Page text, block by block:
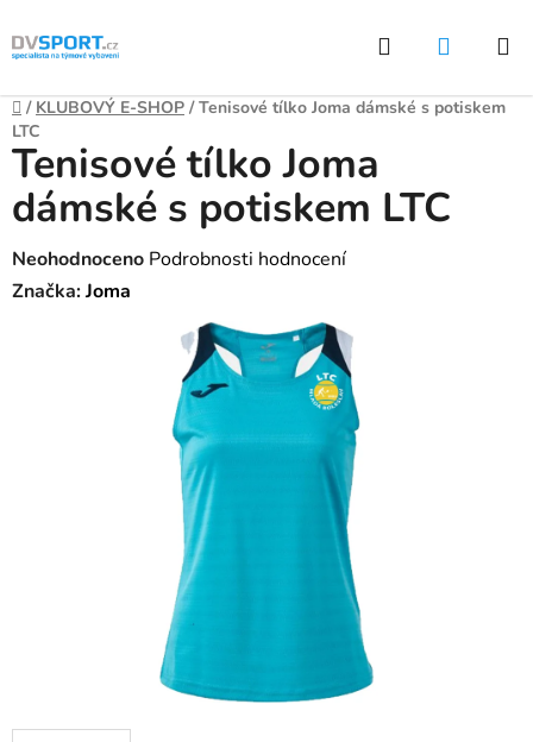
Přejít
na
Hledat
Domů
/ KLUBOVÝ E-SHOP / Tenisové tílko Joma dámské s potiskem
LTC
Tenisové tílko Joma
dámské s potiskem LTC
Průměrné
hodnocení
Neohodnoceno Podrobnosti hodnocení
Značka:Joma